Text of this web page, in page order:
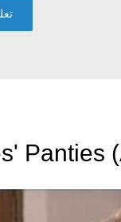
Panties